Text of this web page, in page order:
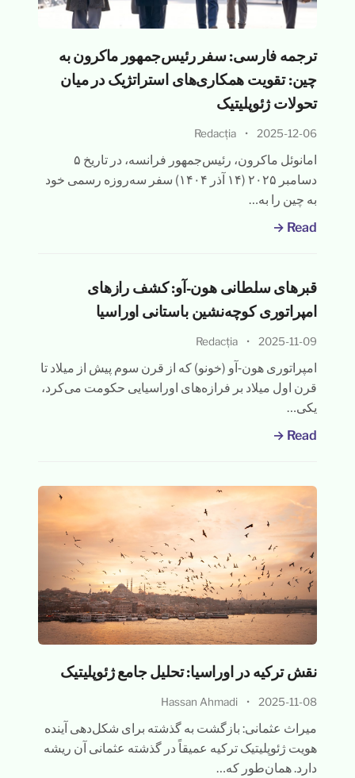
ترجمه فارسی: سفر رئیس‌جمهور ماکرون به
چین: تقویت همکاری‌های استراتژیک در میان
تحولات ژئوپلیتیک
2025-12-06
•
Redacția
امانوئل ماکرون، رئیس‌جمهور فرانسه، در تاریخ ۵
دسامبر ۲۰۲۵ (۱۴ آذر ۱۴۰۴) سفر سه‌روزه رسمی خود
به چین را به…
Read →
قبرهای سلطانی هون‑آو: کشف رازهای
امپراتوری کوچه‌نشین باستانی اوراسیا
2025-11-09
•
Redacția
امپراتوری هون‑آو (خونو) که از قرن سوم پیش از میلاد تا
قرن اول میلاد بر فرازه‌های اوراسیایی حکومت می‌کرد،
یکی…
Read →
نقش ترکیه در اوراسیا: تحلیل جامع ژئوپلیتیک
2025-11-08
•
Hassan Ahmadi
میراث عثمانی: بازگشت به گذشته برای شکل‌دهی آینده
هویت ژئوپلیتیک ترکیه عمیقاً در گذشته عثمانی آن ریشه
دارد. همان‌طور که…